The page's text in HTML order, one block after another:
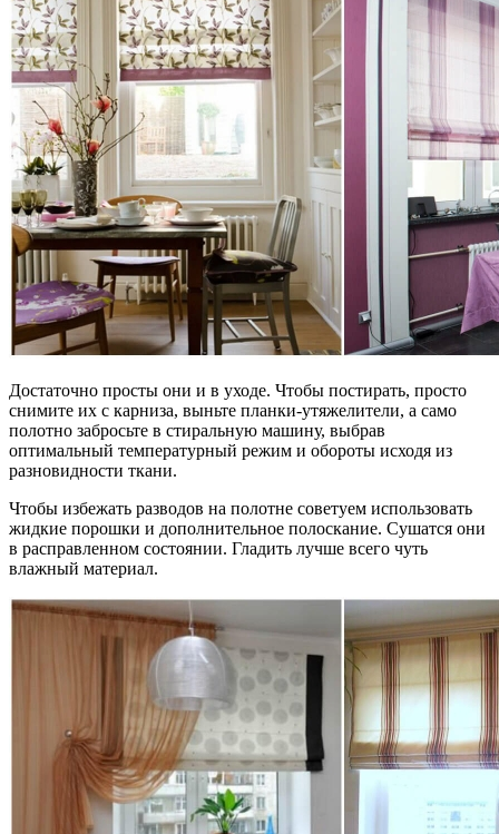
Достаточно просты они и в уходе. Чтобы постирать, просто
снимите их с карниза, выньте планки-утяжелители, а само
полотно забросьте в стиральную машину, выбрав
оптимальный температурный режим и обороты исходя из
разновидности ткани.
Чтобы избежать разводов на полотне советуем использовать
жидкие порошки и дополнительное полоскание. Сушатся они
в расправленном состоянии. Гладить лучше всего чуть
влажный материал.